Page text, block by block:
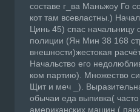
составе г_ва Маньжоу Го
кот там всевластны.)
Цинь 45) спас начальницу
полиции (Ян Мин 38 168
внешности)жестокая
Начальство его
ком партию). Множество
Щит и меч _).
обычаи еда выпивка(
американских машин (